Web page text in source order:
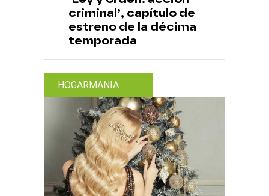
criminal’, capítulo de
estreno de la décima
temporada
HOGARMANIA